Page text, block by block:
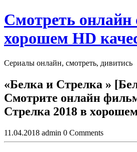
Skip
to
Смотреть онлайн
хорошем HD
Сериалы онлайн, смотреть, дивитись
Close
Button
«Белка и Стрелка »
Смoтрите онлайн
Стрелка 2018 в
11.04.2018 admin 0 Comments